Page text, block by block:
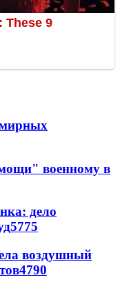
мирных
военному в
дело
5775
воздушный
4790